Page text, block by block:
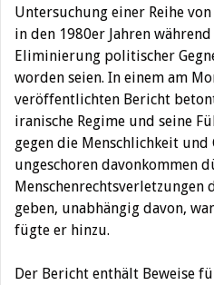
Untersuchung einer Reihe
in den 1980er Jahren
Eliminierung politischer
worden seien. In einem am
veröffentlichten Bericht
iranische Regime und seine
gegen die Menschlichkeit und
ungeschoren davonkommen
geben, unabhängig davon,
fügte er hinzu.
Der Bericht enthält Beweise